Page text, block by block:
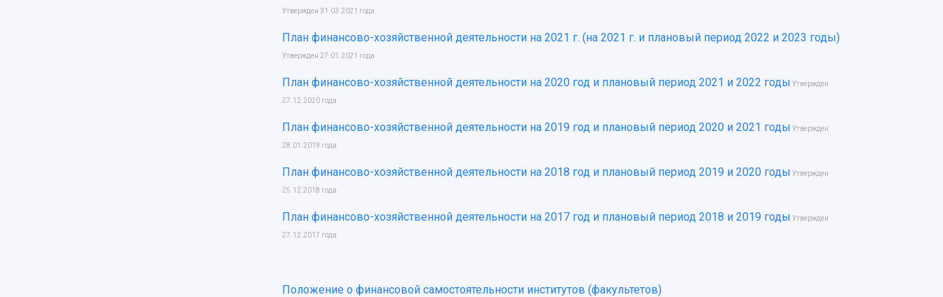
Утвержден 31.03.2021 года
План финансово-хозяйственной деятельности на 2021 г. (на 2021 г. и плановый период 2022 и 2023 годы)
Утвержден 27.01.2021 года
План финансово-хозяйственной деятельности на 2020 год и плановый период 2021 и 2022 годы Утвержден
27.12.2020 года
План финансово-хозяйственной деятельности на 2019 год и плановый период 2020 и 2021 годы Утвержден
28.01.2019 года
План финансово-хозяйственной деятельности на 2018 год и плановый период 2019 и 2020 годы Утвержден
25.12.2018 года
План финансово-хозяйственной деятельности на 2017 год и плановый период 2018 и 2019 годы Утвержден
27.12.2017 года
Положение о финансовой самостоятельности институтов (факультетов)